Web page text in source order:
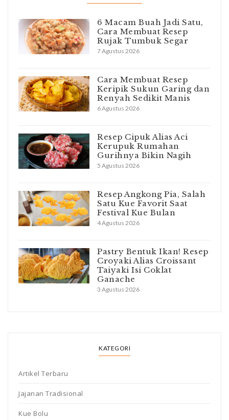
6 Macam Buah Jadi Satu,
Cara Membuat Resep
Rujak Tumbuk Segar
7 Agustus 2026
Cara Membuat Resep
Keripik Sukun Garing dan
Renyah Sedikit Manis
6 Agustus 2026
Resep Cipuk Alias Aci
Kerupuk Rumahan
Gurihnya Bikin Nagih
5 Agustus 2026
Resep Angkong Pia, Salah
Satu Kue Favorit Saat
Festival Kue Bulan
4 Agustus 2026
Pastry Bentuk Ikan! Resep
Croyaki Alias Croissant
Taiyaki Isi Coklat
Ganache
3 Agustus 2026
KATEGORI
Artikel Terbaru
Jajanan Tradisional
Kue Bolu